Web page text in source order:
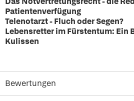
Patientenverfügung
Telenotarzt - Fluch oder Segen?
Lebensretter im Fürstentum: Ein
Kulissen
Bewertungen